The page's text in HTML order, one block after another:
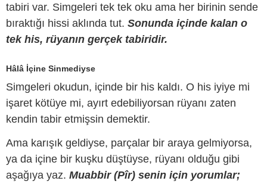
tabiri var. Simgeleri tek tek oku ama her birinin sende
bıraktığı hissi aklında tut. Sonunda içinde kalan o
tek his, rüyanın gerçek tabiridir.
Hâlâ İçine Sinmediyse
Simgeleri okudun, içinde bir his kaldı. O his iyiye mi
işaret kötüye mi, ayırt edebiliyorsan rüyanı zaten
kendin tabir etmişsin demektir.
Ama karışık geldiyse, parçalar bir araya gelmiyorsa,
ya da içine bir kuşku düştüyse, rüyanı olduğu gibi
aşağıya yaz. Muabbir (Pîr) senin için yorumlar;